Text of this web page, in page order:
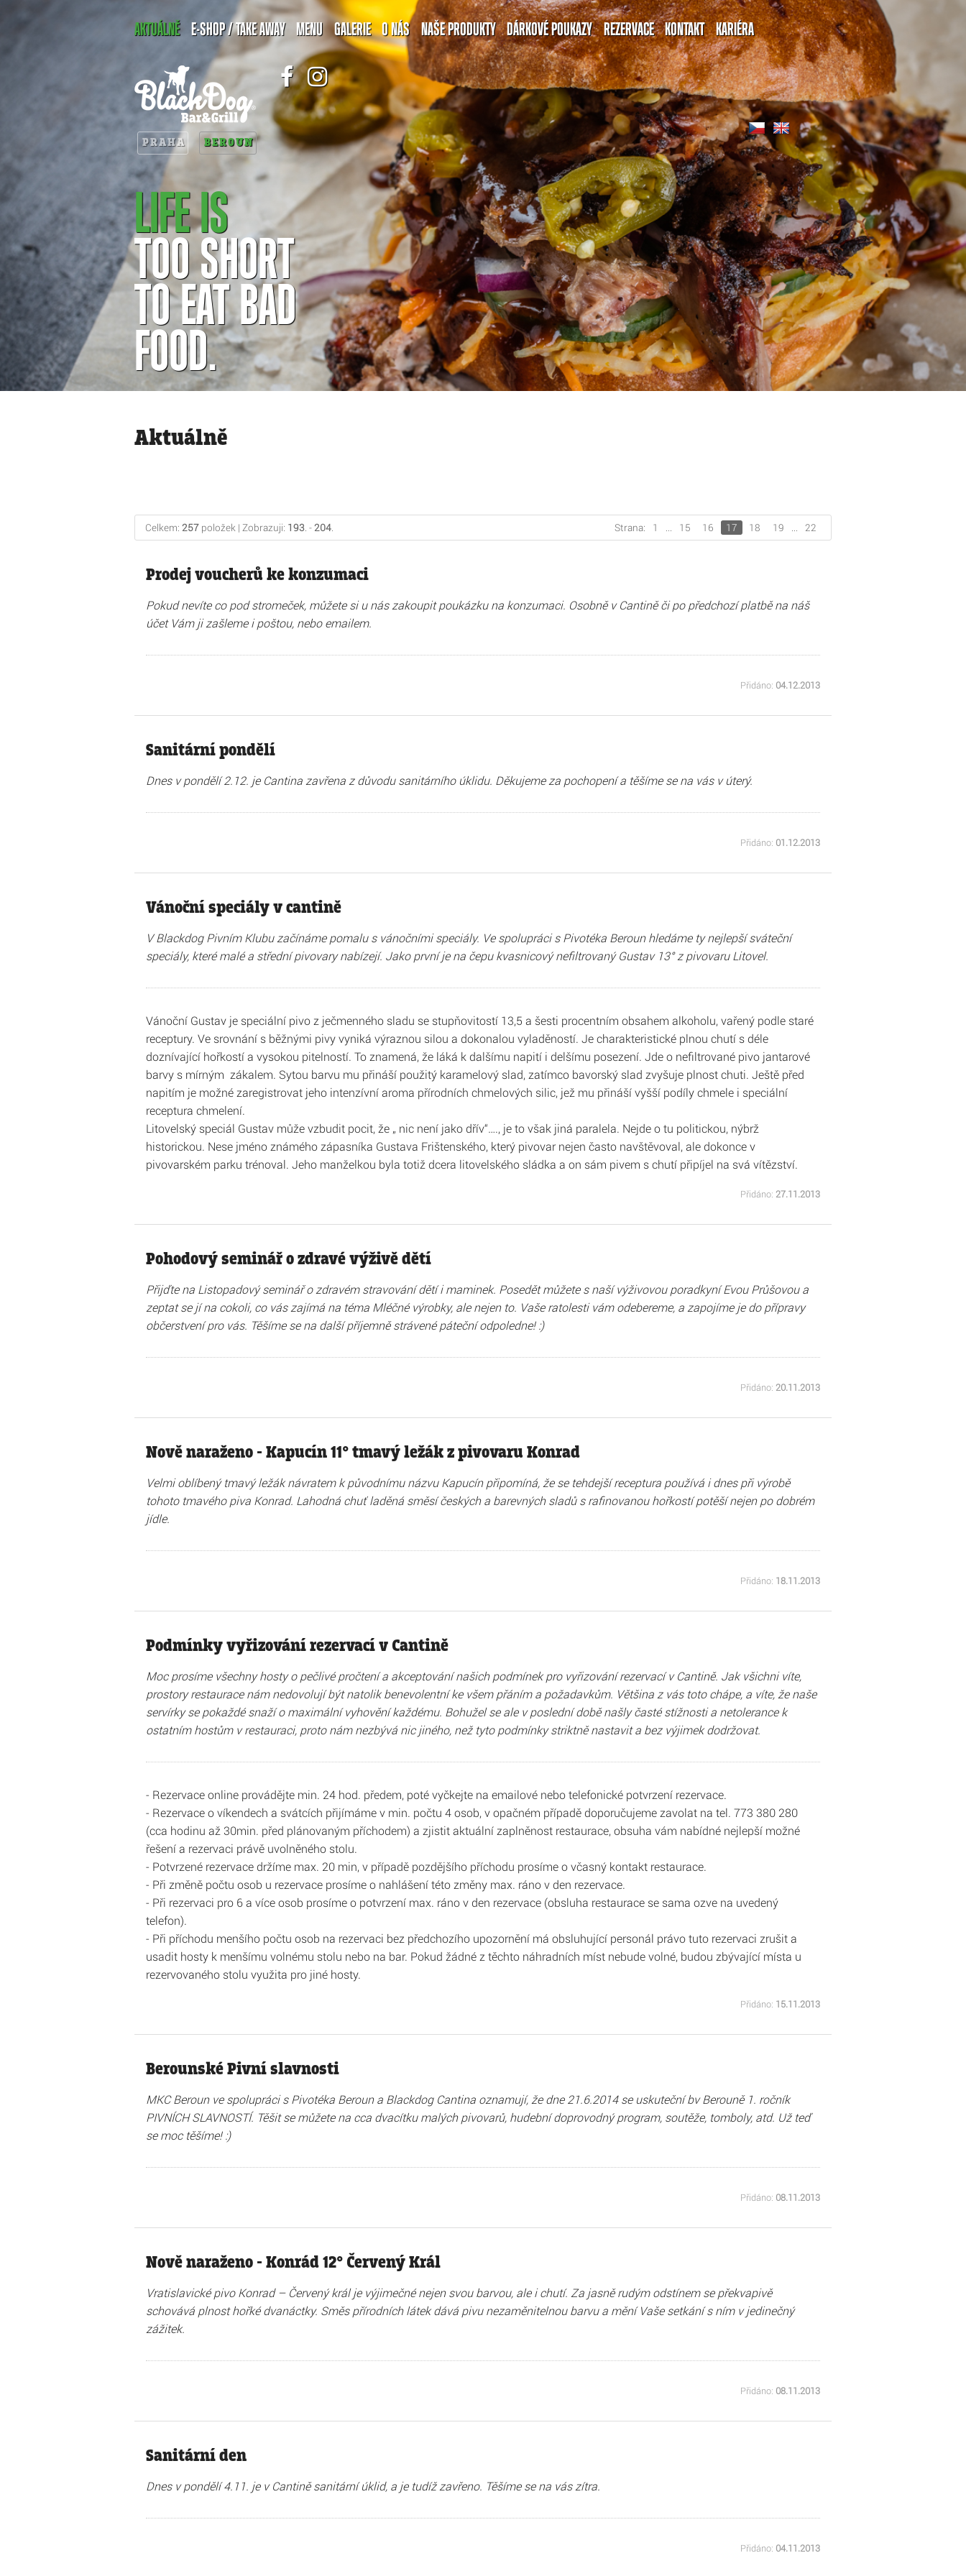
AKTUÁLNĚ E-SHOP / TAKE AWAY MENU GALERIE O NÁS NAŠE PRODUKTY DÁRKOVÉ POUKAZY REZERVACE KONTAKT KARIÉRA
PRAHA BEROUN
LIFE IS
TOO SHORT
TO EAT BAD
FOOD.
Aktuálně
Strana: 1 ... 15 16 17 18 19 ... 22
Celkem: 257položek | Zobrazuji: 193. -204.
Prodej voucherů ke konzumaci
Pokud nevíte co pod stromeček, můžete si u nás zakoupit poukázku na konzumaci. Osobně v Cantině či po předchozí platbě na náš
účet Vám ji zašleme i poštou, nebo emailem.
Přidáno: 04.12.2013
Sanitární pondělí
Dnes v pondělí 2.12. je Cantina zavřena z důvodu sanitárního úklidu. Děkujeme za pochopení a těšíme se na vás v úterý.
Přidáno: 01.12.2013
Vánoční speciály v cantině
V Blackdog Pivním Klubu začínáme pomalu s vánočními speciály. Ve spolupráci s Pivotéka Beroun hledáme ty nejlepší sváteční
speciály, které malé a střední pivovary nabízejí. Jako první je na čepu kvasnicový nefiltrovaný Gustav 13° z pivovaru Litovel.
Vánoční Gustav je speciální pivo z ječmenného sladu se stupňovitostí 13,5 a šesti procentním obsahem alkoholu, vařený podle staré
receptury. Ve srovnání s běžnými pivy vyniká výraznou silou a dokonalou vyladěností. Je charakteristické plnou chutí s déle
doznívající hořkostí a vysokou pitelností. To znamená, že láká k dalšímu napití i delšímu posezení. Jde o nefiltrované pivo jantarové
barvy s mírným zákalem. Sytou barvu mu přináší použitý karamelový slad, zatímco bavorský slad zvyšuje plnost chuti. Ještě před
napitím je možné zaregistrovat jeho intenzívní aroma přírodních chmelových silic, jež mu přináší vyšší podíly chmele i speciální
receptura chmelení.
Litovelský speciál Gustav může vzbudit pocit, že „ nic není jako dřív“…., je to však jiná paralela. Nejde o tu politickou, nýbrž
historickou. Nese jméno známého zápasníka Gustava Frištenského, který pivovar nejen často navštěvoval, ale dokonce v
pivovarském parku trénoval. Jeho manželkou byla totiž dcera litovelského sládka a on sám pivem s chutí připíjel na svá vítězství.
Přidáno: 27.11.2013
Pohodový seminář o zdravé výživě dětí
Přijďte na Listopadový seminář o zdravém stravování dětí i maminek. Posedět můžete s naší výživovou poradkyní Evou Průšovou a
zeptat se jí na cokoli, co vás zajímá na téma Mléčné výrobky, ale nejen to. Vaše ratolesti vám odebereme, a zapojíme je do přípravy
občerstvení pro vás. Těšíme se na další příjemně strávené páteční odpoledne! :)
Přidáno: 20.11.2013
Nově naraženo - Kapucín 11° tmavý ležák z pivovaru Konrad
Velmi oblíbený tmavý ležák návratem k původnímu názvu Kapucín připomíná, že se tehdejší receptura používá i dnes při výrobě
tohoto tmavého piva Konrad. Lahodná chuť laděná směsí českých a barevných sladů s rafinovanou hořkostí potěší nejen po dobrém
jídle.
Přidáno: 18.11.2013
Podmínky vyřizování rezervací v Cantině
Moc prosíme všechny hosty o pečlivé pročtení a akceptování našich podmínek pro vyřizování rezervací v Cantině. Jak všichni víte,
prostory restaurace nám nedovolují být natolik benevolentní ke všem přáním a požadavkům. Většina z vás toto chápe, a víte, že naše
servírky se pokaždé snaží o maximální vyhovění každému. Bohužel se ale v poslední době našly časté stížnosti a netolerance k
ostatním hostům v restauraci, proto nám nezbývá nic jiného, než tyto podmínky striktně nastavit a bez výjimek dodržovat.
- Rezervace online provádějte min. 24 hod. předem, poté vyčkejte na emailové nebo telefonické potvrzení rezervace.
- Rezervace o víkendech a svátcích přijímáme v min. počtu 4 osob, v opačném případě doporučujeme zavolat na tel. 773 380 280
(cca hodinu až 30min. před plánovaným příchodem) a zjistit aktuální zaplněnost restaurace, obsuha vám nabídné nejlepší možné
řešení a rezervaci právě uvolněného stolu.
- Potvrzené rezervace držíme max. 20 min, v případě pozdějšího příchodu prosíme o včasný kontakt restaurace.
- Při změně počtu osob u rezervace prosíme o nahlášení této změny max. ráno v den rezervace.
- Při rezervaci pro 6 a více osob prosíme o potvrzení max. ráno v den rezervace (obsluha restaurace se sama ozve na uvedený
telefon).
- Při příchodu menšího počtu osob na rezervaci bez předchozího upozornění má obsluhující personál právo tuto rezervaci zrušit a
usadit hosty k menšímu volnému stolu nebo na bar. Pokud žádné z těchto náhradních míst nebude volné, budou zbývající místa u
rezervovaného stolu využita pro jiné hosty.
Přidáno: 15.11.2013
Berounské Pivní slavnosti
MKC Beroun ve spolupráci s Pivotéka Beroun a Blackdog Cantina oznamují, že dne 21.6.2014 se uskuteční bv Berouně 1. ročník
PIVNÍCH SLAVNOSTÍ. Těšit se můžete na cca dvacítku malých pivovarů, hudební doprovodný program, soutěže, tomboly, atd. Už teď
se moc těšíme! :)
Přidáno: 08.11.2013
Nově naraženo - Konrád 12° Červený Král
Vratislavické pivo Konrad – Červený král je výjimečné nejen svou barvou, ale i chutí. Za jasně rudým odstínem se překvapivě
schovává plnost hořké dvanáctky. Směs přírodních látek dává pivu nezaměnitelnou barvu a mění Vaše setkání s ním v jedinečný
zážitek.
Přidáno: 08.11.2013
Sanitární den
Dnes v pondělí 4.11. je v Cantině sanitární úklid, a je tudíž zavřeno. Těšíme se na vás zítra.
Přidáno: 04.11.2013